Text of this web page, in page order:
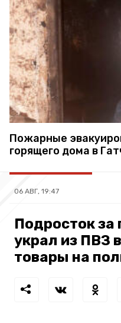
Пожарные
горящего дома в
06 АВГ, 19:47
Подросток за
украл из ПВЗ
товары на